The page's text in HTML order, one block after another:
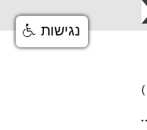
)
נגישות